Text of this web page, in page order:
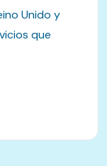
Unido y
que